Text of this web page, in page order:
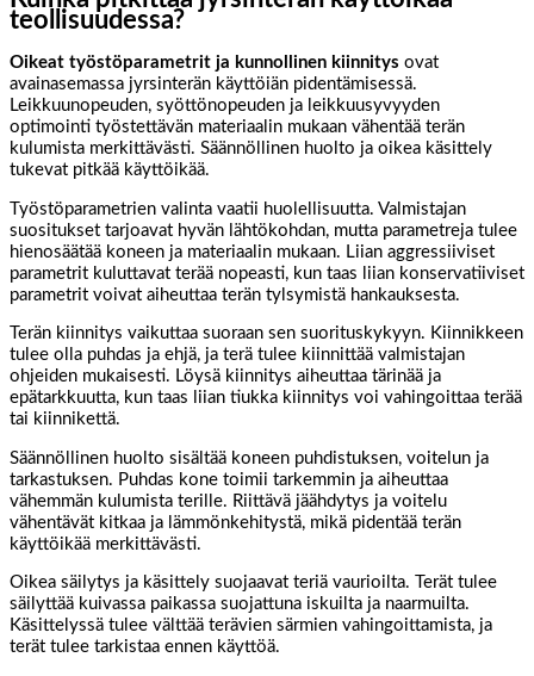
teollisuudessa?
Oikeat työstöparametrit ja kunnollinen kiinnitys ovat
avainasemassa jyrsinterän käyttöiän pidentämisessä.
Leikkuunopeuden, syöttönopeuden ja leikkuusyvyyden
optimointi työstettävän materiaalin mukaan vähentää terän
kulumista merkittävästi. Säännöllinen huolto ja oikea käsittely
tukevat pitkää käyttöikää.
Työstöparametrien valinta vaatii huolellisuutta. Valmistajan
suositukset tarjoavat hyvän lähtökohdan, mutta parametreja tulee
hienosäätää koneen ja materiaalin mukaan. Liian aggressiiviset
parametrit kuluttavat terää nopeasti, kun taas liian konservatiiviset
parametrit voivat aiheuttaa terän tylsymistä hankauksesta.
Terän kiinnitys vaikuttaa suoraan sen suorituskykyyn. Kiinnikkeen
tulee olla puhdas ja ehjä, ja terä tulee kiinnittää valmistajan
ohjeiden mukaisesti. Löysä kiinnitys aiheuttaa tärinää ja
epätarkkuutta, kun taas liian tiukka kiinnitys voi vahingoittaa terää
tai kiinnikettä.
Säännöllinen huolto sisältää koneen puhdistuksen, voitelun ja
tarkastuksen. Puhdas kone toimii tarkemmin ja aiheuttaa
vähemmän kulumista terille. Riittävä jäähdytys ja voitelu
vähentävät kitkaa ja lämmönkehitystä, mikä pidentää terän
käyttöikää merkittävästi.
Oikea säilytys ja käsittely suojaavat teriä vaurioilta. Terät tulee
säilyttää kuivassa paikassa suojattuna iskuilta ja naarmuilta.
Käsittelyssä tulee välttää terävien särmien vahingoittamista, ja
terät tulee tarkistaa ennen käyttöä.